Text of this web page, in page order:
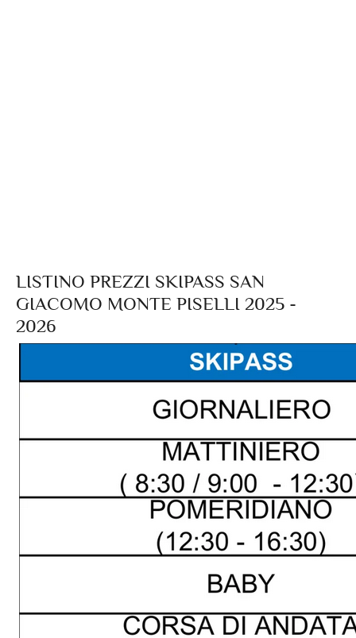
LISTINO PREZZI SKIPASS SAN
GIACOMO MONTE PISELLI 2025 -
2026